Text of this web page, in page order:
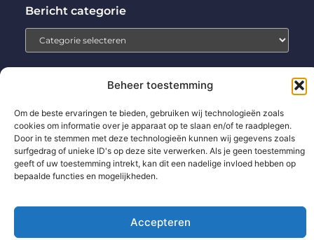
Beheer toestemming
Om de beste ervaringen te bieden, gebruiken wij technologieën zoals
cookies om informatie over je apparaat op te slaan en/of te raadplegen.
Door in te stemmen met deze technologieën kunnen wij gegevens zoals
surfgedrag of unieke ID's op deze site verwerken. Als je geen toestemming
geeft of uw toestemming intrekt, kan dit een nadelige invloed hebben op
bepaalde functies en mogelijkheden.
Accepteren
Bericht categorie
Cookiebeleid (EU) Ons team Over ons Partners
Website index Uit De Media
Backlinks kopen: wat jij moet weten voor betere SEO-resultaten